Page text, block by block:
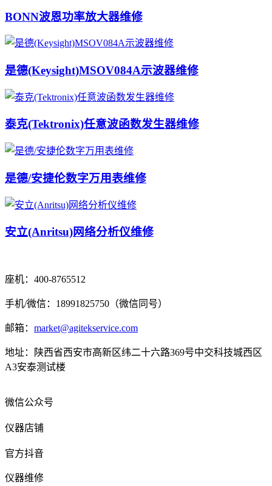
BONN波恩功率放大器维修
是德(Keysight)MSOV084A示波器维修
泰克(Tektronix)任意波函数发生器维修
是德/安捷伦数字万用表维修
安立(Anritsu)网络分析仪维修
座机：400-8765512
手机/微信：18991825750（微信同号）
邮箱： market@agitekservice.com
地址：陕西省西安市高新区纬二十六路369号中交科技城西区
A3安泰测试楼
微信公众号
仪器店铺
官方抖音
仪器维修